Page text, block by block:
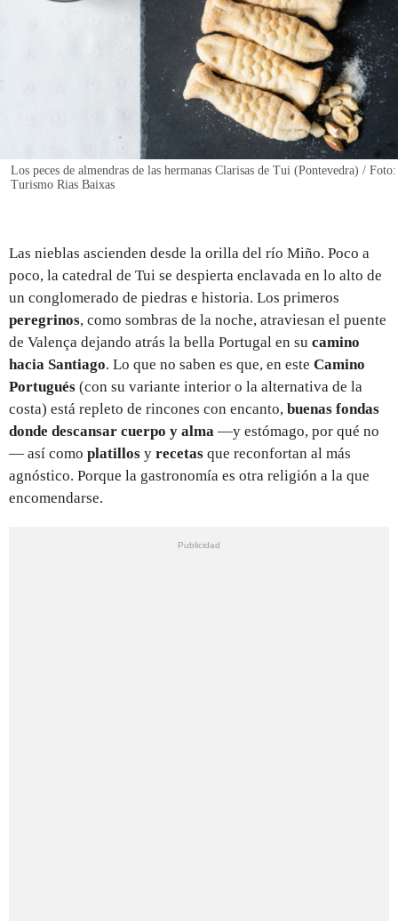
Los peces de almendras de las hermanas Clarisas de Tui (Pontevedra) / Foto:
Turismo Rias Baixas
Las nieblas ascienden desde la orilla del río Miño. Poco a
poco, la catedral de Tui se despierta enclavada en lo alto de
un conglomerado de piedras e historia. Los primeros
peregrinos, como sombras de la noche, atraviesan el puente
de Valença dejando atrás la bella Portugal en su camino
hacia Santiago. Lo que no saben es que, en este Camino
Portugués (con su variante interior o la alternativa de la
costa) está repleto de rincones con encanto, buenas fondas
donde descansar cuerpo y alma —y estómago, por qué no
— así como platillos y recetas que reconfortan al más
agnóstico. Porque la gastronomía es otra religión a la que
encomendarse.